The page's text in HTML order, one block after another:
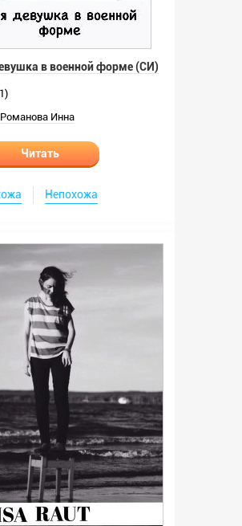
в военной форме (СИ)
Романова Инна
Читать
Непохожа